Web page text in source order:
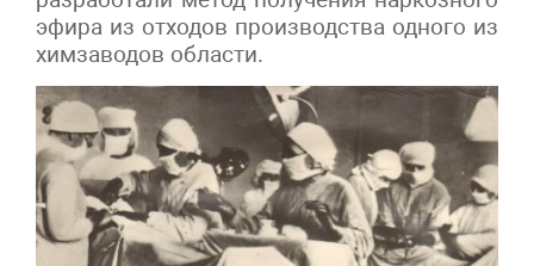
эфира из отходов производства одного из
химзаводов области.